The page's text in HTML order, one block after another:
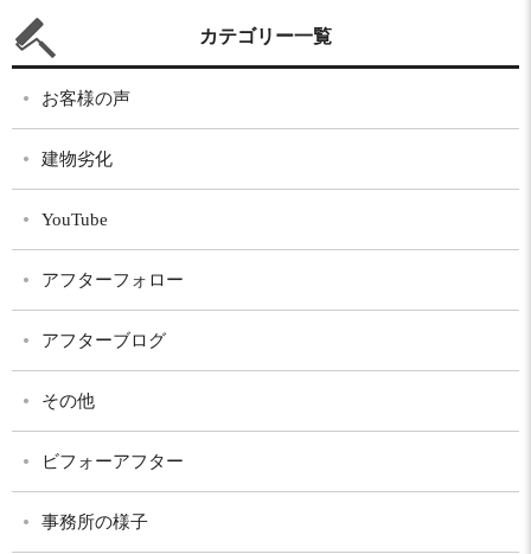
カテゴリー一覧
お客様の声
建物劣化
YouTube
アフターフォロー
アフターブログ
その他
ビフォーアフター
事務所の様子